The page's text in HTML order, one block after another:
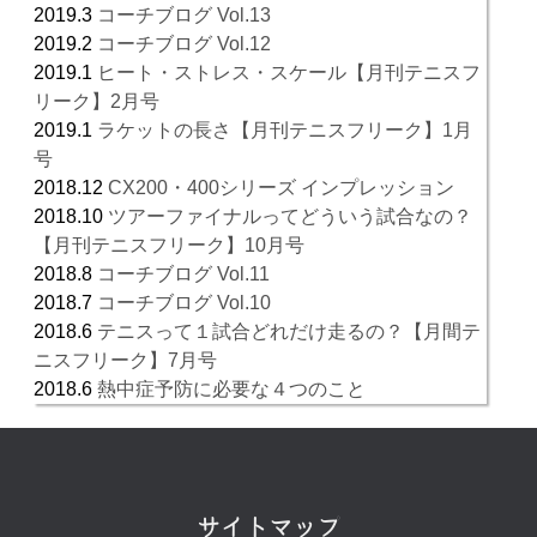
2019.3 コーチブログ Vol.13
2019.2 コーチブログ Vol.12
2019.1 ヒート・ストレス・スケール【月刊テニスフ
リーク】2月号
2019.1 ラケットの長さ【月刊テニスフリーク】1月
号
2018.12 CX200・400シリーズ インプレッション
2018.10 ツアーファイナルってどういう試合なの？
【月刊テニスフリーク】10月号
2018.8 コーチブログ Vol.11
2018.7 コーチブログ Vol.10
2018.6 テニスって１試合どれだけ走るの？【月間テ
ニスフリーク】7月号
2018.6 熱中症予防に必要な４つのこと
サイトマップ